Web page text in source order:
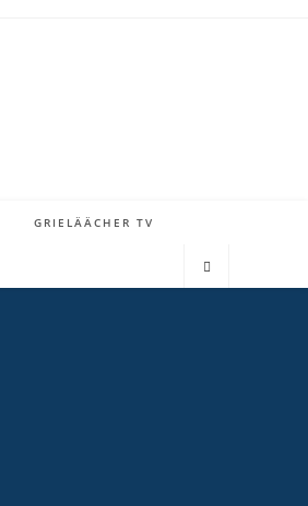
GRIELÄÄCHER TV